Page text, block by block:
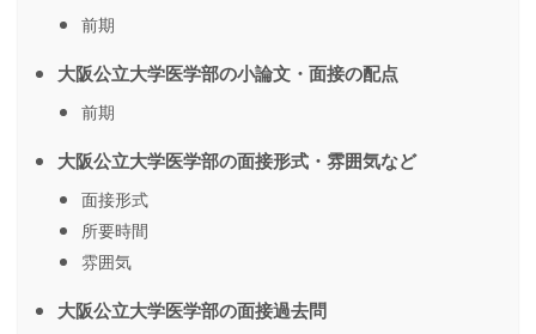
前期
大阪公立大学医学部の小論文・面接の配点
前期
大阪公立大学医学部の面接形式・雰囲気など
面接形式
所要時間
雰囲気
大阪公立大学医学部の面接過去問